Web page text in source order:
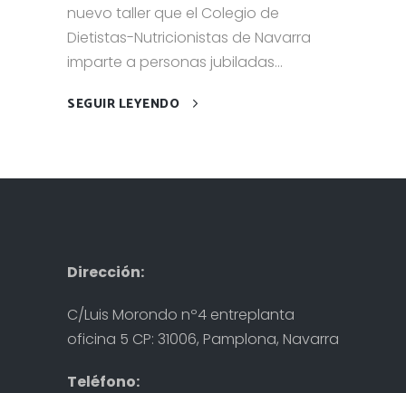
nuevo taller que el Colegio de
Dietistas-Nutricionistas de Navarra
imparte a personas jubiladas...
SEGUIR LEYENDO
Dirección:
C/Luis Morondo nº4 entreplanta
oficina 5 CP: 31006, Pamplona, Navarra
Teléfono: